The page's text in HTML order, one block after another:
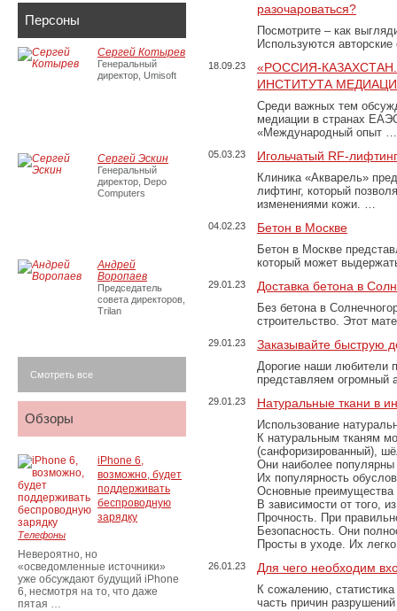
разочароваться?
Посмотрите – как
Используются
18.09.23
«РОССИЯ-
ИНСТИТУТА
Среди важных тем
медиации в странах
«Международный опыт …
05.03.23 Игольчатый RF-
Клиника «Акварель»
лифтинг, который
изменениями кожи. …
04.02.23 Бетон в Москве
Бетон в Москве
который может
29.01.23 Доставка бетона в
Без бетона в
строительство. Этот
29.01.23 Заказывайте быструю
Дорогие наши любители
представляем огромный
29.01.23 Натуральные ткани в
Использование
К натуральным тканям
(санфоризированный),
Они наиболее популярны
Их популярность
Основные преимущества
В зависимости от того,
Прочность. При
Безопасность. Они
Просты в уходе. Их
26.01.23 Для чего необходим
К сожалению,
часть причин
Персоны
Сергей Котырев
Генеральный
директор, Umisoft
Сергей Эскин
Генеральный
директор, Depo
Computers
Андрей
Воропаев
Председатель
совета директоров,
Trilan
Смотреть все
Обзоры
iPhone 6,
возможно, будет
поддерживать
беспроводную
зарядку
Телефоны
Невероятно, но
«осведомленные источники»
уже обсуждают будущий iPhone
6, несмотря на то, что даже
пятая …